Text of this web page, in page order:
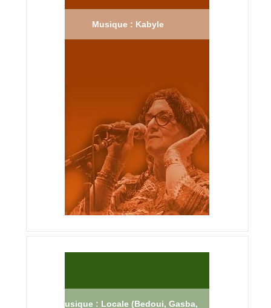
Musique : Kabyle
Musique : Locale (Bedoui, Gasba,